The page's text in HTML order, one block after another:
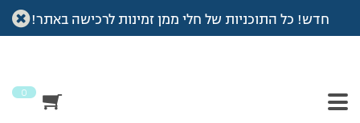
חדש! כל התוכניות של חלי ממן זמינות לרכישה באתר!
0
עמוד הבית >דיונים>פורום >בא לי ובא ליי ככ קשה לי
מוצגות 2 תגובות – 1 עד 2 (מתוך 2 סה״כ)